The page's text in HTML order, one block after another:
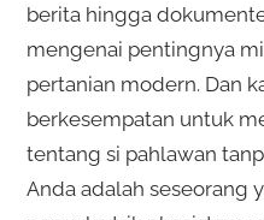
berita hingga
mengenai pentingnya
pertanian modern. Dan
berkesempatan untuk
tentang si pahlawan
Anda adalah seseorang